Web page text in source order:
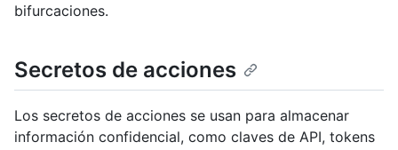
bifurcaciones.
Secretos de acciones
Los secretos de acciones se usan para almacenar
información confidencial, como claves de API, tokens